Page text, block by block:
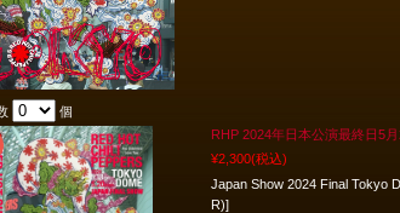
個
RHP 2024年日本公演最終日5
¥2,300(税込)
Japan Show 2024 Final Tokyo
R)]